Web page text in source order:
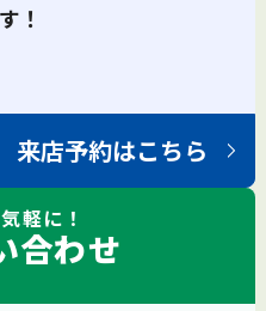
！
来店予約はこちら
軽に！
合わせ